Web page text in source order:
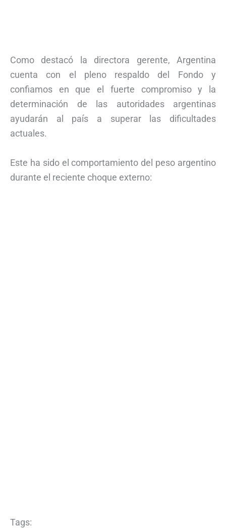
Como destacó la directora gerente, Argentina
cuenta con el pleno respaldo del Fondo y
confiamos en que el fuerte compromiso y la
determinación de las autoridades argentinas
ayudarán al país a superar las dificultades
actuales.
Este ha sido el comportamiento del peso argentino
durante el reciente choque externo:
Tags: